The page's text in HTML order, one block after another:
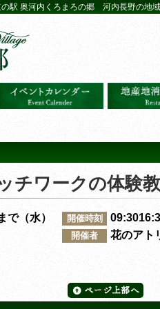
の駅 奥河内くろまろの郷 河内長野の地
チワークの体験
（水） 開催時刻
開催者 花のアト